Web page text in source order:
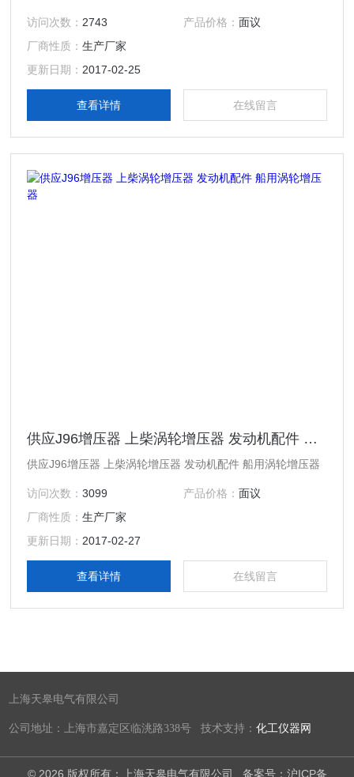
访问次数： 2743 产品价格： 面议
厂商性质：生产厂家
更新日期： 2017-02-25
查看详情 在线留言
供应J96增压器 上柴涡轮增压器 发动机配件 船用涡轮增压器
供应J96增压器 上柴涡轮增压器 发动机配件 船用涡轮增压器
访问次数：3099 产品价格： 面议
厂商性质：生产厂家
更新日期： 2017-02-27
查看详情 在线留言
上海天皋电气有限公司
公司地址：上海市嘉定区临洮路338号 技术支持：化工仪器网
© 2026 版权所有：上海天皋电气有限公司 备案号：沪ICP备